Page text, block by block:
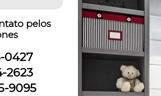
pelos
0427
2623
9095